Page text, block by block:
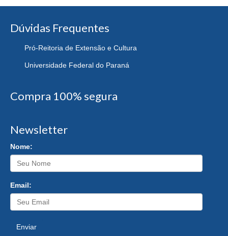
Dúvidas Frequentes
Pró-Reitoria de Extensão e Cultura
Universidade Federal do Paraná
Compra 100% segura
Newsletter
Nome:
Email:
Enviar